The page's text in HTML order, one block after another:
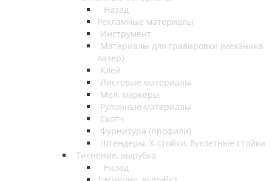
Назад
Рекламные материалы
Инструмент
Материалы для гравировки (механика-
лазер)
Клей
Листовые материалы
Мел, маркеры
Рулонные материалы
Скотч
Фурнитура (профили)
Штендеры, Х-стойки, буклетные стойки
Тиснение, вырубка
Назад